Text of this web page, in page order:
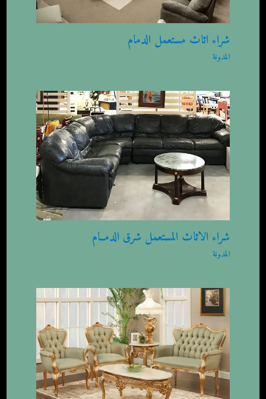
شراء اثاث مستعمل الدمام
المدونة
شراء الاثاث المستعمل شرق الدمــام
المدونة